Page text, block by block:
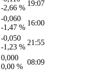
-2,66 %
19:07
-0,060
-1,47 %
16:00
-0,050
-1,23 %
21:55
0,000
0,00 %
08:09